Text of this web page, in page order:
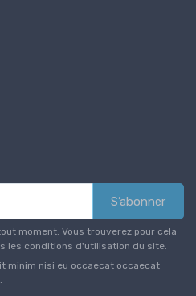
S’abonner
moment. Vous trouverez pour cela
les conditions d'utilisation du site.
minim nisi eu occaecat occaecat